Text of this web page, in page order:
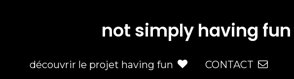
not simply having fun
découvrir le projet having fun CONTACT